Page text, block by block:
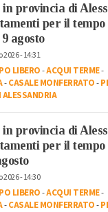
2026 - 10:33
fiamme sulla
in provincia di
per il
agosto
2026 - 14:31
LIBERO-ACQUI TERME-
-CASALE MONFERRATO-
in provincia di
per il
2026 - 14:30
LIBERO-ACQUI TERME-
-CASALE MONFERRATO-